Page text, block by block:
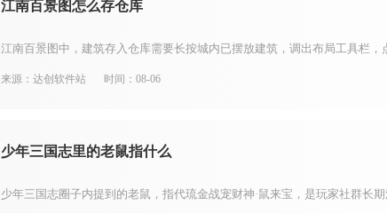
江南百景图怎么存仓库
来源：达创软件站 时间：08-06
少年三国志里的老鼠指什么